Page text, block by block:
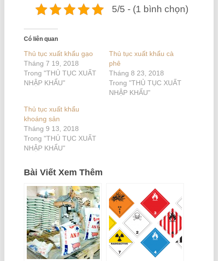
5/5 - (1 bình chọn)
Có liên quan
Thủ tục xuất khẩu gạo
Tháng 7 19, 2018
Trong "THỦ TỤC XUẤT
NHẬP KHẨU"
Thủ tục xuất khẩu cà
phê
Tháng 8 23, 2018
Trong "THỦ TỤC XUẤT
NHẬP KHẨU"
Thủ tục xuất khẩu
khoáng sản
Tháng 9 13, 2018
Trong "THỦ TỤC XUẤT
NHẬP KHẨU"
Bài Viết Xem Thêm